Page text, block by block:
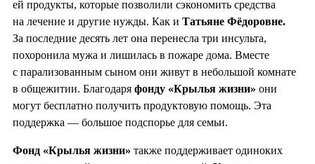
ей продукты, которые позволили сэкономить средства
на лечение и другие нужды. Как и Татьяне Фёдоровне.
За последние десять лет она перенесла три инсульта,
похоронила мужа и лишилась в пожаре дома. Вместе
с парализованным сыном они живут в небольшой комнате
в общежитии. Благодаря фонду «Крылья жизни» они
могут бесплатно получить продуктовую помощь. Эта
поддержка — большое подспорье для семьи.
Фонд «Крылья жизни» также поддерживает одиноких